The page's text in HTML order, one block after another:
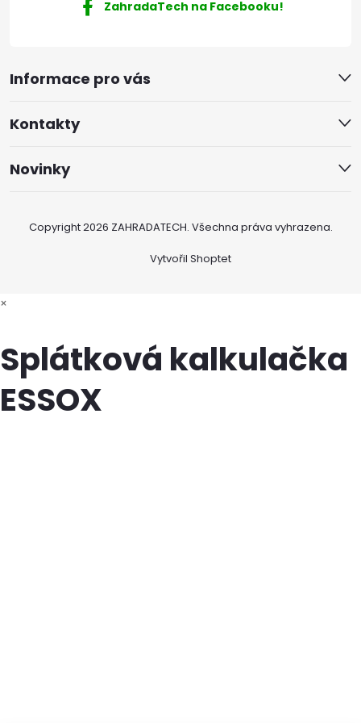
Informace pro vás
Kontakty
Novinky
ZahradaTech na Facebooku!
Vytvořil Shoptet
Copyright 2026 ZAHRADATECH. Všechna práva vyhrazena.
×
Splátková kalkulačka
ESSOX